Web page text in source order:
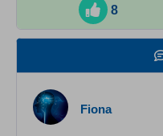
8
Fiona